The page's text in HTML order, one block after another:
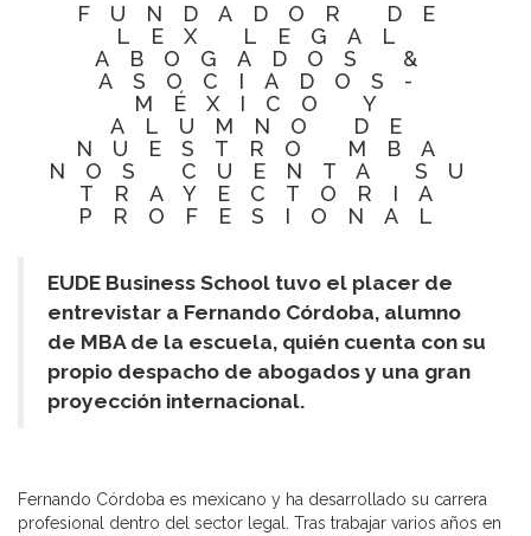
FUNDADOR DE
LEX LEGAL
ABOGADOS &
ASOCIADOS-
MÉXICO Y
ALUMNO DE
NUESTRO MBA
NOS CUENTA SU
TRAYECTORIA
PROFESIONAL
EUDE Business School tuvo el placer de
entrevistar a Fernando Córdoba, alumno
de MBA de la escuela, quién cuenta con su
propio despacho de abogados y una gran
proyección internacional.
Fernando Córdoba es mexicano y ha desarrollado su carrera
profesional dentro del sector legal. Tras trabajar varios años en